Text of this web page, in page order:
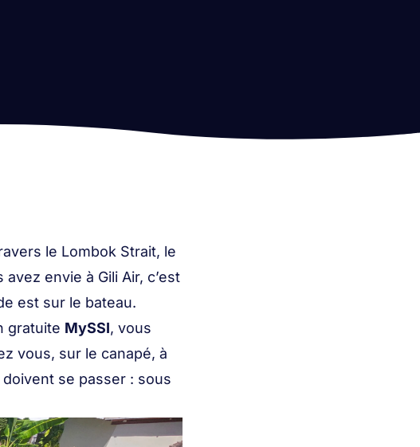
le Lombok Strait, le
envie à Gili Air, c’est
est sur le bateau.
gratuite MySSI, vous
vous, sur le canapé, à
se passer : sous